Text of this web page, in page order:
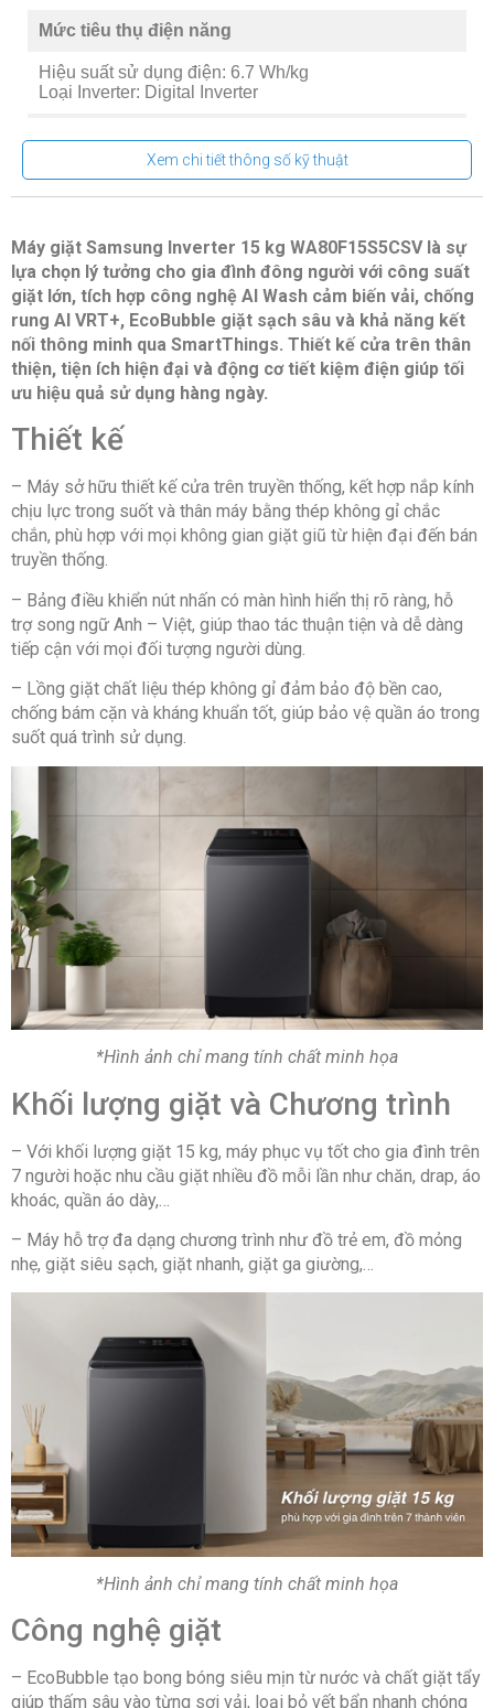
Mức tiêu thụ điện năng
Hiệu suất sử dụng điện: 6.7 Wh/kg
Loại Inverter: Digital Inverter
-Giặt siêu sạch
-Đồ trẻ em
-Vệ sinh lồng giặt
-Giặt thường
-Giặt thông minh
-Giặt nhanh
-Chu trình tải về
-Giặt ga giường
Công nghệ giặt:
-Chống rung ồn thông minh AI VRT+
-Công nghệ Intensive Wash tăng khả năng thẩm thấu
xà phòng vào quần áo
-Bộ lọc xơ vải Magic Filter
-Bong bóng siêu mịn Eco Bubble
Song ngữ Anh – Việt nút nhấn có màn hình hiển thị
Tiện ích:
-Tự động vệ sinh lồng giặt Eco Tub Clean
-Tự khởi động lại khi có điện
-Khóa trẻ em
-Hệ thống vắt khô Air Turbo
-Hẹn giờ giặt kết thúc
-AI Energy Saving – Tiết kiệm năng lượng
-Cho phép điều khiển từ xa qua ứng dụng
SmartThings
Thông tin lắp đặt
Kích thước – Khối lượng: Cao 108.9 cm – Ngang 61
Chiều dài ống cấp nước: 100 cm
Chiều dài ống thoát nước: 120 cm
Hãng: Samsung.
Sản xuất tại: Thái Lan.
Năm ra mắt: 2025.
Xem chi tiết thông số kỹ thuật
Máy giặt Samsung Inverter 15 kg WA80F15S5CSV là sự
lựa chọn lý tưởng cho gia đình đông người với công suất
giặt lớn, tích hợp công nghệ AI Wash cảm biến vải, chống
rung AI VRT+, EcoBubble giặt sạch sâu và khả năng kết
nối thông minh qua SmartThings. Thiết kế cửa trên thân
thiện, tiện ích hiện đại và động cơ tiết kiệm điện giúp tối
ưu hiệu quả sử dụng hàng ngày.
Thiết kế
– Máy sở hữu thiết kế cửa trên truyền thống, kết hợp nắp kính
chịu lực trong suốt và thân máy bằng thép không gỉ chắc
chắn, phù hợp với mọi không gian giặt giũ từ hiện đại đến bán
truyền thống.
– Bảng điều khiển nút nhấn có màn hình hiển thị rõ ràng, hỗ
trợ song ngữ Anh – Việt, giúp thao tác thuận tiện và dễ dàng
tiếp cận với mọi đối tượng người dùng.
– Lồng giặt chất liệu thép không gỉ đảm bảo độ bền cao,
chống bám cặn và kháng khuẩn tốt, giúp bảo vệ quần áo trong
suốt quá trình sử dụng.
*Hình ảnh chỉ mang tính chất minh họa
Khối lượng giặt và Chương trình
– Với khối lượng giặt 15 kg, máy phục vụ tốt cho gia đình trên
7 người hoặc nhu cầu giặt nhiều đồ mỗi lần như chăn, drap, áo
khoác, quần áo dày,…
– Máy hỗ trợ đa dạng chương trình như đồ trẻ em, đồ mỏng
nhẹ, giặt siêu sạch, giặt nhanh, giặt ga giường,…
*Hình ảnh chỉ mang tính chất minh họa
Công nghệ giặt
– EcoBubble tạo bong bóng siêu mịn từ nước và chất giặt tẩy
giúp thấm sâu vào từng sợi vải, loại bỏ vết bẩn nhanh chóng